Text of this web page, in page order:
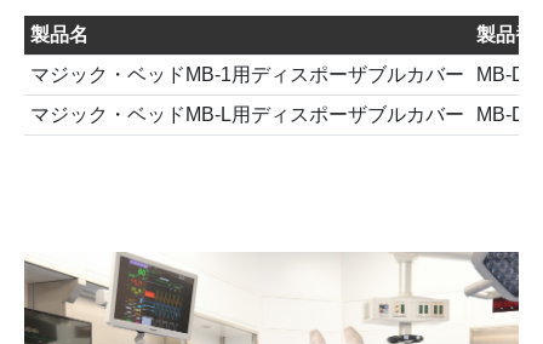
製品名
製品番
マジック・ベッドMB-1用ディスポーザブルカバー
MB-DC
マジック・ベッドMB-L用ディスポーザブルカバー
MB-